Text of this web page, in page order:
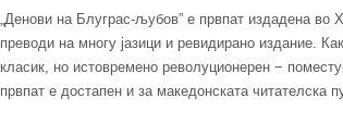
„Денови на Блуграс-љубов” е првпат издадена во
преводи на многу јазици и ревидирано издание.
класик, но истовремено револуционерен −
првпат е достапен и за македонската читателска